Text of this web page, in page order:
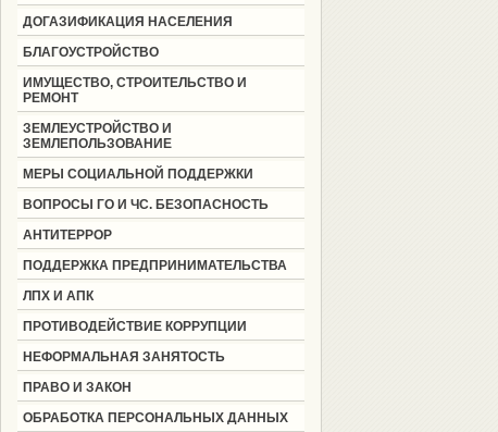
ДОГАЗИФИКАЦИЯ НАСЕЛЕНИЯ
БЛАГОУСТРОЙСТВО
ИМУЩЕСТВО, СТРОИТЕЛЬСТВО И
РЕМОНТ
ЗЕМЛЕУСТРОЙСТВО И
ЗЕМЛЕПОЛЬЗОВАНИЕ
МЕРЫ СОЦИАЛЬНОЙ ПОДДЕРЖКИ
ВОПРОСЫ ГО И ЧС. БЕЗОПАСНОСТЬ
АНТИТЕРРОР
ПОДДЕРЖКА ПРЕДПРИНИМАТЕЛЬСТВА
ЛПХ И АПК
ПРОТИВОДЕЙСТВИЕ КОРРУПЦИИ
НЕФОРМАЛЬНАЯ ЗАНЯТОСТЬ
ПРАВО И ЗАКОН
ОБРАБОТКА ПЕРСОНАЛЬНЫХ ДАННЫХ